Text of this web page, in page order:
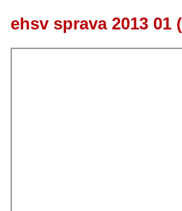
ehsv sprava 2013 01